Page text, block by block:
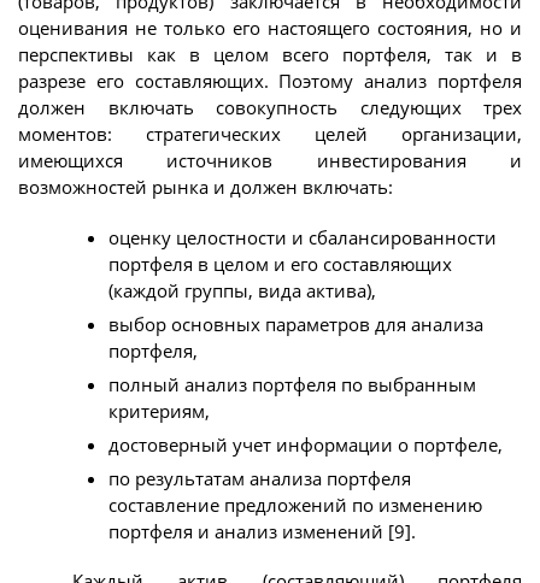
оценивания не только его настоящего состояния, но и
перспективы как в целом всего портфеля, так и в
разрезе его составляющих. Поэтому анализ портфеля
должен включать совокупность следующих трех
моментов: стратегических целей организации,
имеющихся источников инвестирования и
возможностей рынка и должен включать:
оценку целостности и сбалансированности
портфеля в целом и его составляющих
(каждой группы, вида актива),
выбор основных параметров для анализа
портфеля,
полный анализ портфеля по выбранным
критериям,
достоверный учет информации о портфеле,
по результатам анализа портфеля
составление предложений по изменению
портфеля и анализ изменений [9].